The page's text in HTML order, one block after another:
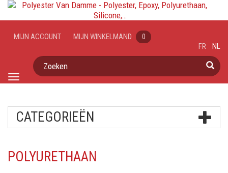
Toggle
MIJN ACCOUNT MIJN WINKELMAND 0
Zoeken
FR NL
CATEGORIEËN
POLYURETHAAN